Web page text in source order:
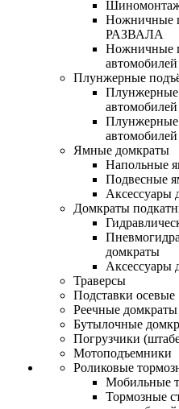
Ножничные
РАЗВАЛА
Ножничные
автомобилей
Плунжерные
Плунжерные
автомобилей
Плунжерные
автомобилей
Ямные домкраты
Напольные
Подвесные
Аксессуары
Домкраты
домкраты
Аксессуары
Траверсы
Подставки осевые
Реечные домкраты
Бутылочные
Погрузчики
Мотоподъемники
Роликовые
Мобильные
Тормозные